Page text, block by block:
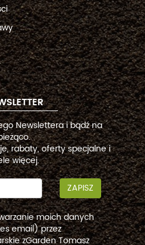
Newslettera i bądź na
rabaty, oferty specjalne i
więcej.
ZAPISZ
moich danych
email) przez
zGarden Tomasz